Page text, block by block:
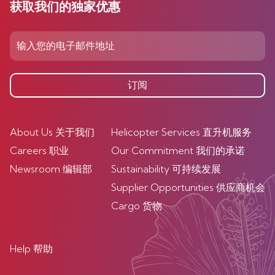
获取我们的独家优惠
订阅
About Us 关于我们
Careers 职业
Newsroom 编辑部
Helicopter Services 直升机服务
Our Commitment 我们的承诺
Sustainability 可持续发展
Supplier Opportunities 供应商机会
Cargo 货物
Help 帮助